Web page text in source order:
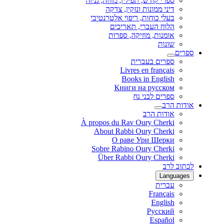
דיני ממונות ונזקין, צדקה
בעלי כוחות, ריפוי אלטרנטיבי
הלוח העברי, תאריכים
אומנות, מוזיקה, ספרות
שונות
ספרים
ספרים בעברית
Livres en français
Books in English
Книги на русском
ספרים לבני נח
אודות הרב
אודות הרב
À propos du Rav Oury Cherki
About Rabbi Oury Cherki
О раве Ури Шерки
Sobre Rabino Oury Cherki
Über Rabbi Oury Cherki
לכתוב לרב
Languages
עברית
Français
English
Русский
Español